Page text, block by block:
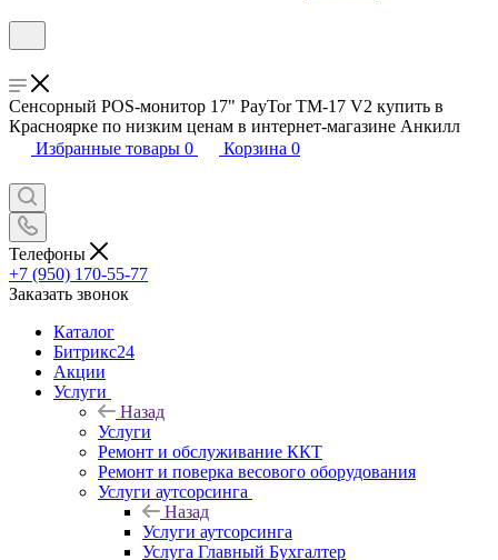
Сенсорный POS-монитор 17" PayTor TM-17 V2 купить в
Красноярке по низким ценам в интернет-магазине Анкилл
Избранные товары 0 Корзина 0
Телефоны
+7 (950) 170-55-77
Заказать звонок
Каталог
Битрикс24
Акции
Услуги
Назад
Услуги
Ремонт и обслуживание ККТ
Ремонт и поверка весового оборудования
Услуги аутсорсинга
Назад
Услуги аутсорсинга
Услуга Главный Бухгалтер